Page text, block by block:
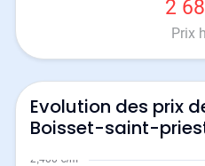
2
Prix
Evolution des prix
Boisset-saint-